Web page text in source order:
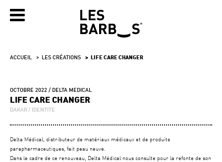
ACCUEIL LES CRÉATIONS LIFE CARE CHANGER
OCTOBRE 2022 DELTA MEDICAL
LIFE CARE CHANGER
DAKAR IDENTITE
Delta Médical, distributeur de matériaux médicaux et de produits
parapharmaceutiques, fait peau neuve.
Dans le cadre de ce renouveau, Delta Médical nous consulte pour la refonte de son